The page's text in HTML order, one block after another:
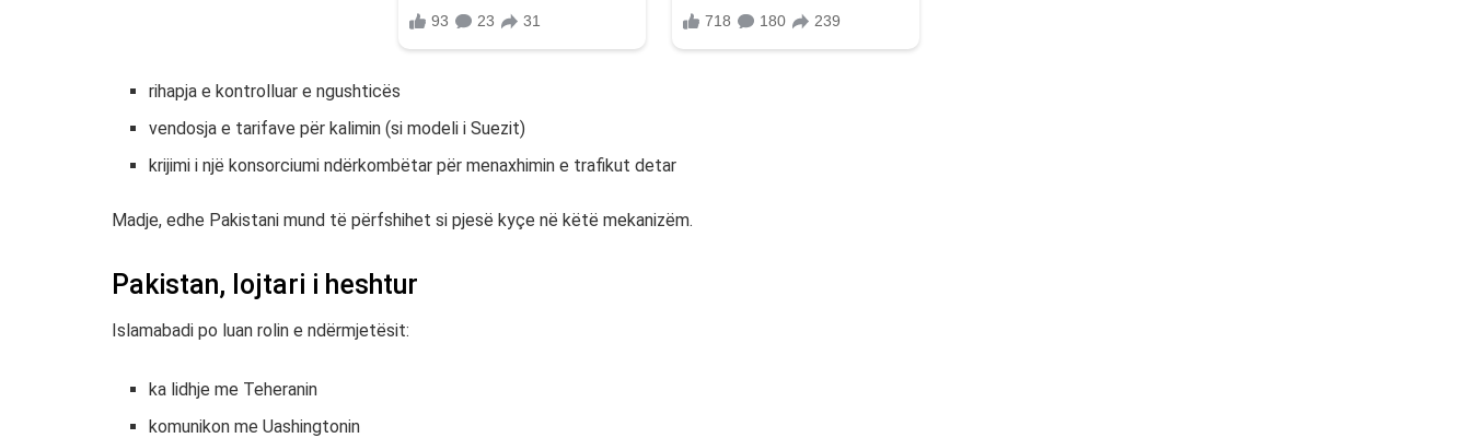
rihapja e kontrolluar e ngushticës
vendosja e tarifave për kalimin (si modeli i Suezit)
krijimi i një konsorciumi ndërkombëtar për menaxhimin e trafikut detar
Madje, edhe Pakistani mund të përfshihet si pjesë kyçe në këtë mekanizëm.
Pakistan, lojtari i heshtur
Islamabadi po luan rolin e ndërmjetësit:
ka lidhje me Teheranin
komunikon me Uashingtonin